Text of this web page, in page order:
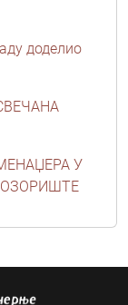
доделио
У